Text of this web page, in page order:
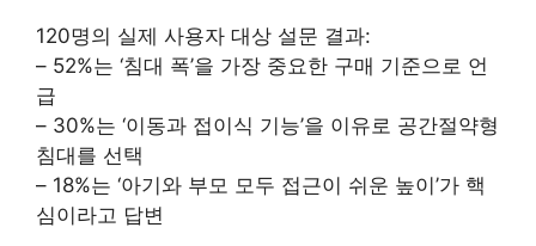
120명의 실제 사용자 대상 설문 결과:
– 52%는 ‘침대 폭’을 가장 중요한 구매 기준으로 언
급
– 30%는 ‘이동과 접이식 기능’을 이유로 공간절약형
침대를 선택
– 18%는 ‘아기와 부모 모두 접근이 쉬운 높이’가 핵
심이라고 답변